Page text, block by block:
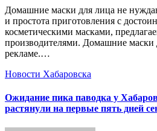
Домашние маски для лица не нуждаются в рекламе. Их польза
и простота приготовления с
косметическими масками,
производителями. Домашние маски
рекламе.…
Новости Хабаровска
Ожидание пика паводка у
растянули на первые пять дней